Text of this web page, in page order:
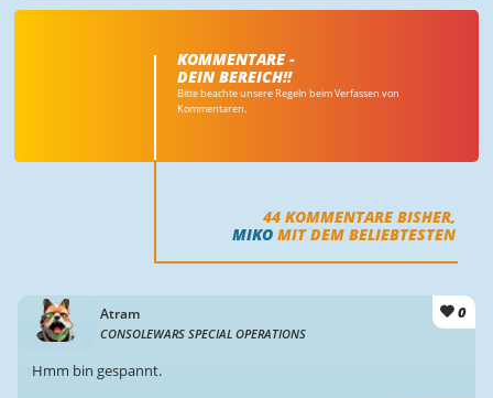
KOMMENTARE -
DEIN BEREICH!!
Bitte beachte unsere Regeln beim Verfassen von
Kommentaren.
44 KOMMENTARE BISHER,
MIKO MIT DEM BELIEBTESTEN
Atram
CONSOLEWARS SPECIAL OPERATIONS
0
Hmm bin gespannt.